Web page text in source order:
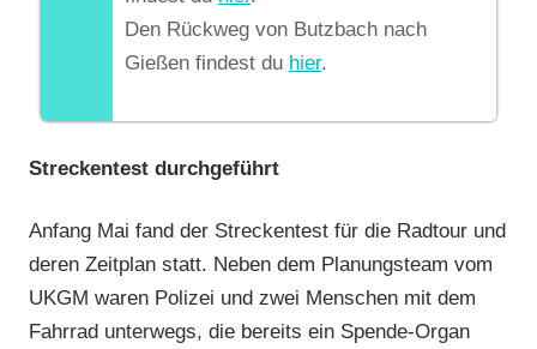
Den Rückweg von Butzbach nach
Gießen findest du hier.
Streckentest durchgeführt
Anfang Mai fand der Streckentest für die Radtour und
deren Zeitplan statt. Neben dem Planungsteam vom
UKGM waren Polizei und zwei Menschen mit dem
Fahrrad unterwegs, die bereits ein Spende-Organ